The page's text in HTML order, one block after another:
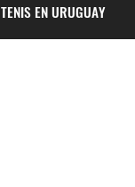
TENIS EN URUGUAY